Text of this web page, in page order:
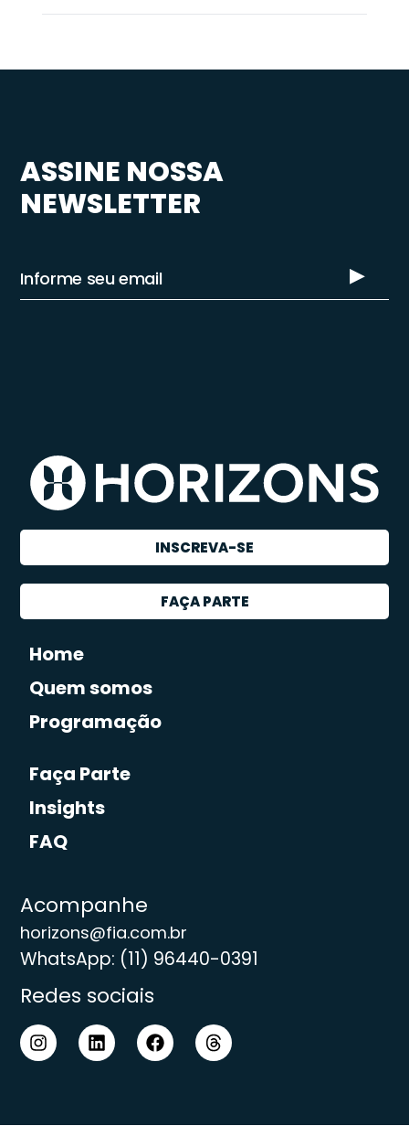
ASSINE NOSSA
NEWSLETTER
INSCREVA-SE
FAÇA PARTE
Home
Quem somos
Programação
Faça Parte
Insights
FAQ
Acompanhe
horizons@fia.com.br
WhatsApp: (11) 96440-0391
Redes sociais